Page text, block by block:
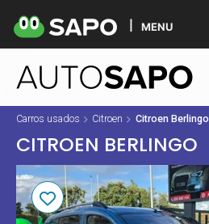
MENU
Carros usados Citroen Citroen Berlingo
CITROEN BERLINGO